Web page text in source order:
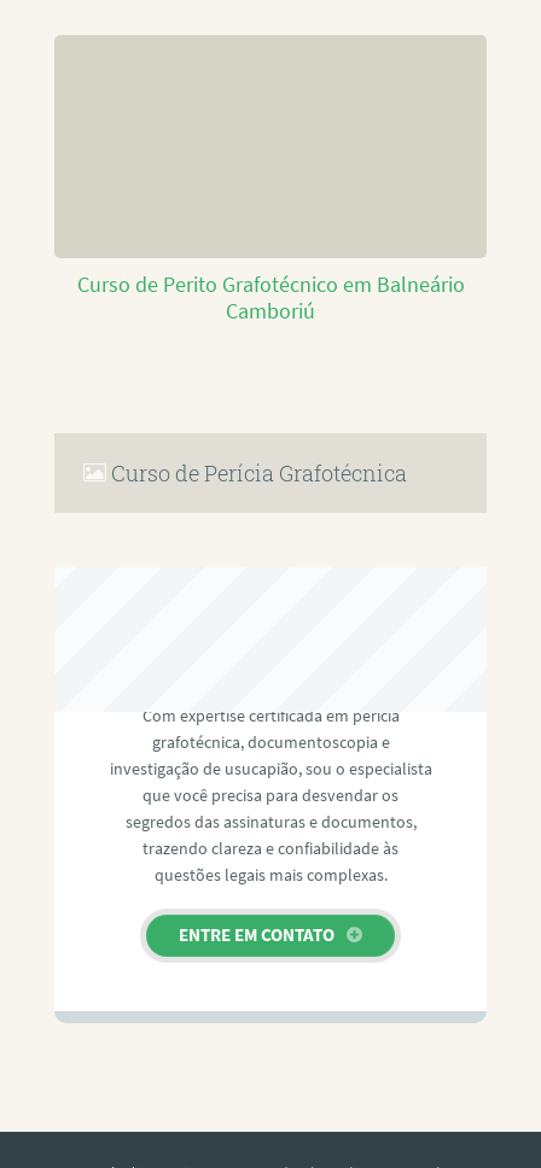
Curso de Perito Grafotécnico em Balneário
Camboriú
Curso de Perícia Grafotécnica
Com expertise certificada em perícia
grafotécnica, documentoscopia e
investigação de usucapião, sou o especialista
que você precisa para desvendar os
segredos das assinaturas e documentos,
trazendo clareza e confiabilidade às
questões legais mais complexas.
ENTRE EM CONTATO